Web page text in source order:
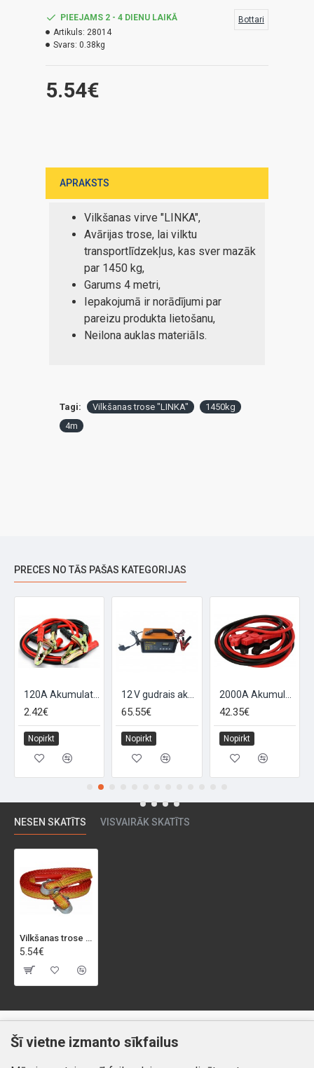
5.54€
PIEEJAMS 2 - 4 DIENU LAIKĀ
Artikuls: 28014
Svars: 0.38kg
Bottari
APRAKSTS
Vilkšanas virve "LINKA",
Avārijas trose, lai vilktu
transportlīdzekļus, kas sver mazāk
par 1450 kg,
Garums 4 metri,
Iepakojumā ir norādījumi par
pareizu produkta lietošanu,
Neilona auklas materiāls.
Tagi: Vilkšanas trose "LINKA"
1450kg
4m
PRECES NO TĀS PAŠAS KATEGORIJAS
120A Akumulatora kabeļi "120A BOOSTER", 7mm-200cm
2.42€
Nopirkt
65.55€
Nopirkt
42.35€
Nopirkt
NESEN SKATĪTS VISVAIRĀK SKATĪTS
Vilkšanas trose "LINKA", 1450kg, 4m
5.54€
Klientiem
Kontakti
Piegāde un apmaksa
Šī vietne izmanto sīkfailus